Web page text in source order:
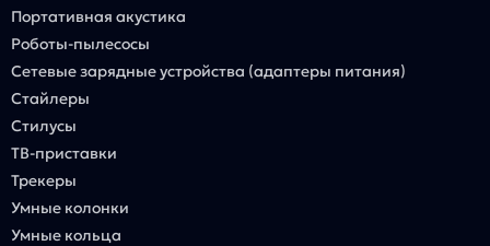
Портативная акустика
Роботы-пылесосы
Сетевые зарядные устройства (адаптеры питания)
Стайлеры
Стилусы
ТВ-приставки
Трекеры
Умные колонки
Умные кольца